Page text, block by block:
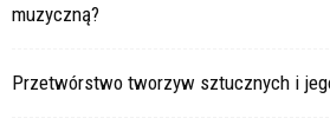
muzyczną?
Przetwórstwo tworzyw sztucznych i